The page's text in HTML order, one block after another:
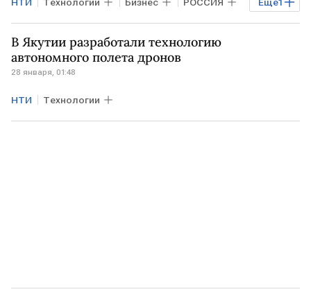
Аэронет
В Якутии разработали технологию
автономного полета дронов
28 января, 01:48
НТИ Технологии